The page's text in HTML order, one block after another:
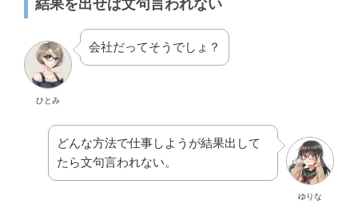
結果を出せば文句言われない
ひとみ
会社だってそうでしょ？
ゆりな
どんな方法で仕事しようが結果出して
たら文句言われない。